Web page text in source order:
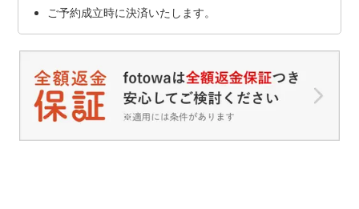
ご予約成立時に決済いたします。